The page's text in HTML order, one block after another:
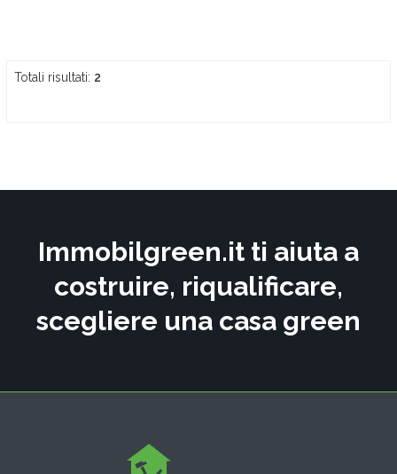
Totali risultati: 2
Immobilgreen.it ti aiuta a
costruire, riqualificare,
scegliere una casa green